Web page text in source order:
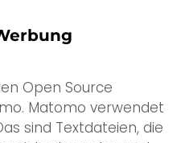
Open Source
Matomo verwendet
sind Textdateien, die